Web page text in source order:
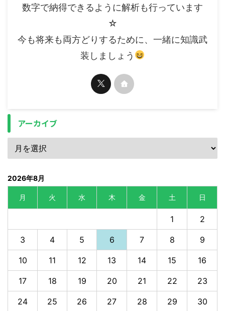
数字で納得できるように解析も行っています
☆
今も将来も両方どりするために、一緒に知識武
装しましょう
アーカイブ
2026年8月
月 火 水 木 金 土 日
1 2
3 4 5 6 7 8 9
10 11 12 13 14 15 16
17 18 19 20 21 22 23
24 25 26 27 28 29 30